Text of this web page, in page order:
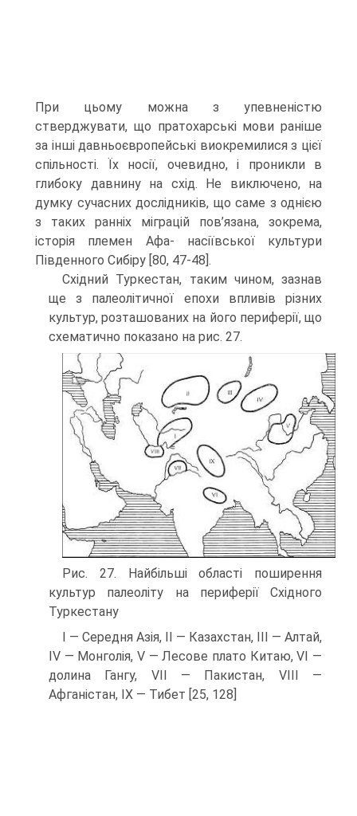
При цьому можна з упевненістю
стверджувати, що пратохарські мови раніше
за інші давньоєвропейські виокремилися з цієї
спільності. Їх носії, очевидно, і про­никли в
глибоку давнину на схід. Не виключено, на
думку сучасних дослідників, що саме з однією
з таких ранніх міграцій пов’язана, зокрема,
історія племен Афа- насіївської культури
Південного Сибіру [80, 47-48].
Східний Туркестан, таким чином, зазнав
ще з палеолітичної епохи впливів різних
культур, розташованих на його периферії, що
схематично показано на рис. 27.
Рис. 27. Найбільші області поширення
культур палеоліту на периферії Східного
Туркестану
I — Середня Азія, II — Казахстан, III — Алтай,
IV — Монголія, V — Лесове плато Китаю, VI —
долина Гангу, VII — Пакистан, VIII —
Афганістан, IX — Тибет [25, 128]